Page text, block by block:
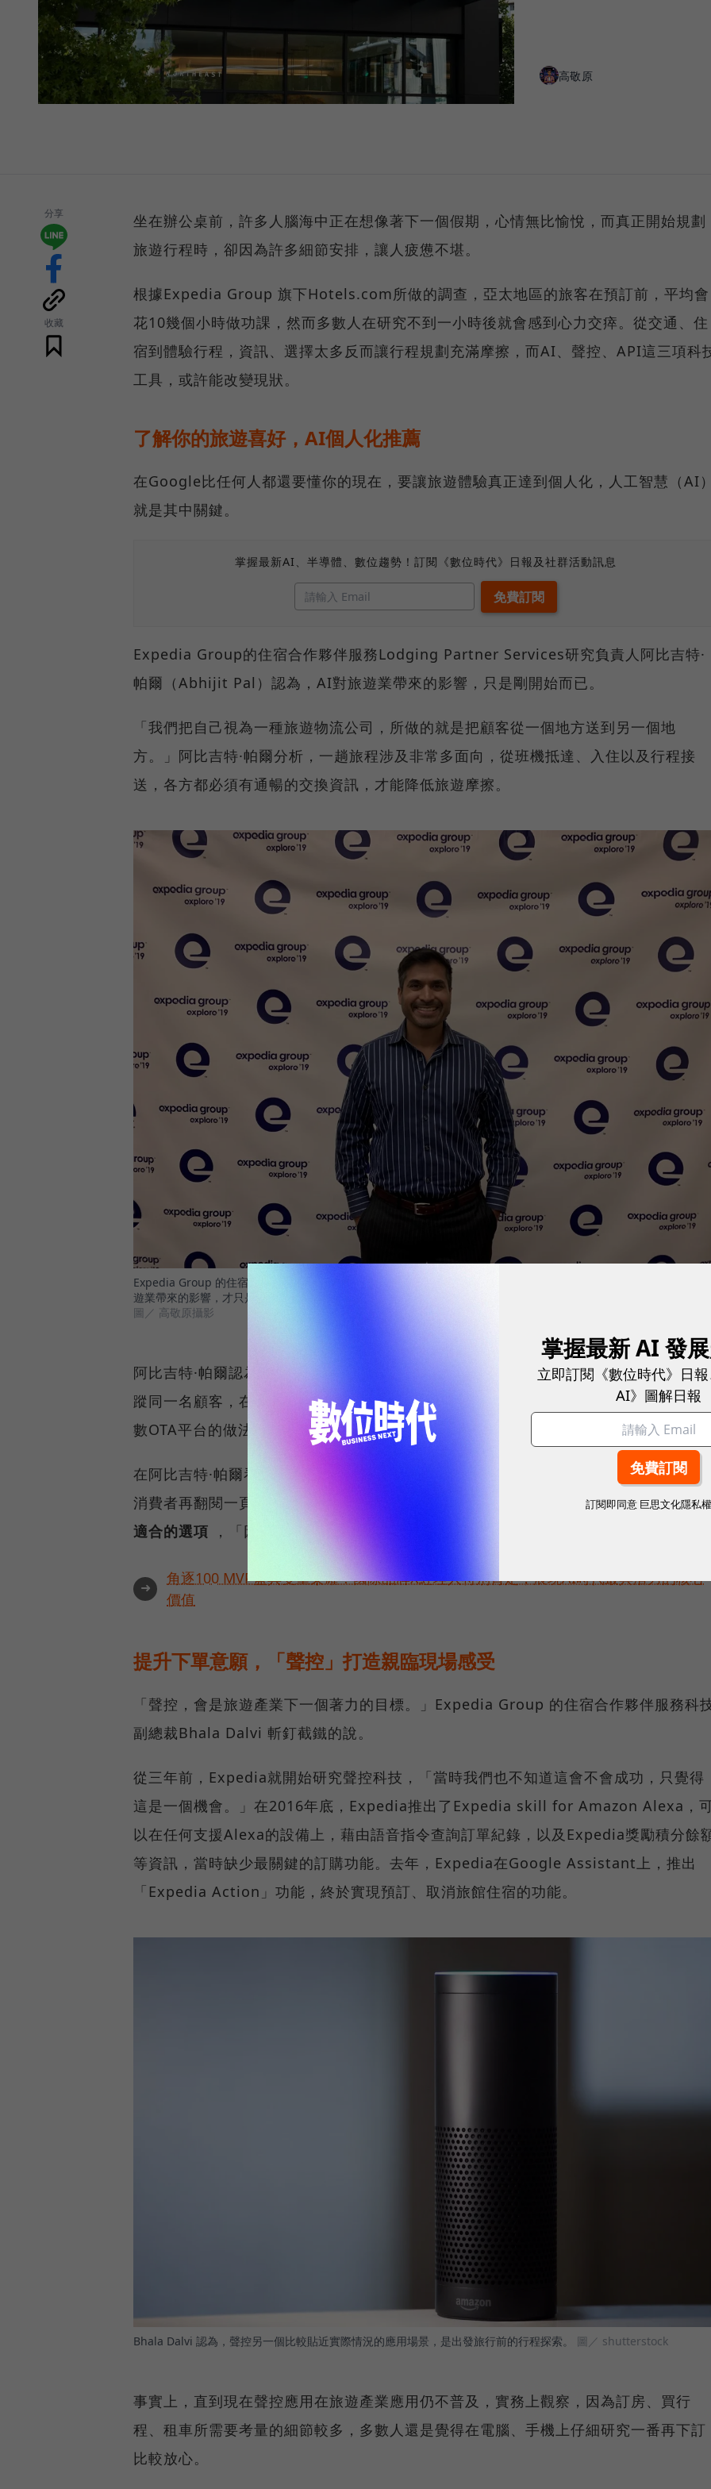
高敬原
分享
收藏
坐在辦公桌前，許多人腦海中正在想像著下一個假期，心情無比愉悅，而真正開始規劃
旅遊行程時，卻因為許多細節安排，讓人疲憊不堪。
根據Expedia Group 旗下Hotels.com所做的調查，亞太地區的旅客在預訂前，平均會
花10幾個小時做功課，然而多數人在研究不到一小時後就會感到心力交瘁。從交通、住
宿到體驗行程，資訊、選擇太多反而讓行程規劃充滿摩擦，而AI、聲控、API這三項科
工具，或許能改變現狀。
了解你的旅遊喜好，AI個人化推薦
在Google比任何人都還要懂你的現在，要讓旅遊體驗真正達到個人化，人工智慧（AI
就是其中關鍵。
掌握最新AI、半導體、數位趨勢！訂閱《數位時代》日報及社群活動訊息
Expedia Group的住宿合作夥伴服務Lodging Partner Services研究負責人阿比吉特·
帕爾（Abhijit Pal）認為，AI對旅遊業帶來的影響，只是剛開始而已。
「我們把自己視為一種旅遊物流公司，所做的就是把顧客從一個地方送到另一個地
方。」阿比吉特·帕爾分析，一趟旅程涉及非常多面向，從班機抵達、入住以及行程接
送，各方都必須有通暢的交換資訊，才能降低旅遊摩擦。
Expedia Group 的住宿合作夥伴服務Lodging Partner Services研究負責人阿比吉特·帕爾（Abhijit Pal）認為，AI對
遊業帶來的影響，才只是剛開始而已。
圖／ 高敬原攝影
阿比吉特·帕爾認為，Expedia的品牌優勢，是旗下擁有眾多產品跟品牌，「我們可以追
蹤同一名顧客，在不同平台的足跡。」在個人化推薦上比起同業多了更多優勢，現在多
數OTA平台的做法，都是依照消費者的搜尋條件，給出可能感興趣的搜尋結果。
在阿比吉特·帕爾看來，這只是廣義的個人化體驗，他認為真正的個人化體驗，不應該讓
消費者再翻閱一頁又一頁的搜尋結果，點進去看一大堆資訊研究，而是只推薦2~3個最
適合的選項 ，「因為我們清楚你的旅遊喜好，這就是資料的價值。」
➜
角逐100 MVP盛典雙重榮耀！國際品牌X經理人特別肯定，展現AI時代最具潛力的核心
價值
提升下單意願，「聲控」打造親臨現場感受
「聲控，會是旅遊產業下一個著力的目標。」Expedia Group 的住宿合作夥伴服務科
副總裁Bhala Dalvi 斬釘截鐵的說。
從三年前，Expedia就開始研究聲控科技，「當時我們也不知道這會不會成功，只覺得
這是一個機會。」在2016年底，Expedia推出了Expedia skill for Amazon Alexa，
以在任何支援Alexa的設備上，藉由語音指令查詢訂單紀錄，以及Expedia獎勵積分餘
等資訊，當時缺少最關鍵的訂購功能。去年，Expedia在Google Assistant上，推出
「Expedia Action」功能，終於實現預訂、取消旅館住宿的功能。
Bhala Dalvi 認為，聲控另一個比較貼近實際情況的應用場景，是出發旅行前的行程探索。 圖／ shutterstock
事實上，直到現在聲控應用在旅遊產業應用仍不普及，實務上觀察，因為訂房、買行
程、租車所需要考量的細節較多，多數人還是覺得在電腦、手機上仔細研究一番再下訂
比較放心。
掌握最新 AI 發
立即訂閱《數位時代》日
AI》圖解日報
訂閱即同意 巨思文化隱私